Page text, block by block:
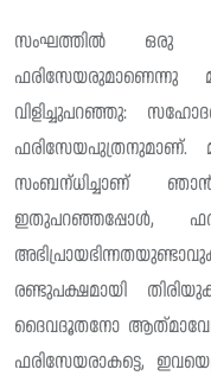
സംഘത്തിൽ ഒരു
ഫരിസേയരുമാണെന്നു
വിളിച്ചുപറഞ്ഞു:
ഫരിസേയപുത്രനുമാണ്.
സംബന്‌ധിച്ചാണ്
ഇതുപറഞ്ഞപ്പോൾ,
രണ്ടുപക്ഷമായി
ദൈവദൂതനോ ആത്‌മാവോ
ഫരിസേയരാകട്ടെ,